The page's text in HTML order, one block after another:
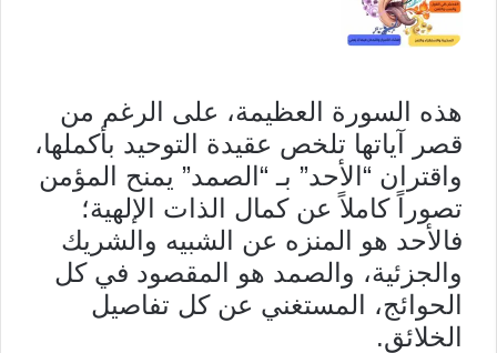
هذه السورة العظيمة، على الرغم من
قصر آياتها تلخص عقيدة التوحيد بأكملها،
واقتران “الأحد” بـ “الصمد” يمنح المؤمن
تصوراً كاملاً عن كمال الذات الإلهية؛
فالأحد هو المنزه عن الشبيه والشريك
والجزئية، والصمد هو المقصود في كل
الحوائج، المستغني عن كل تفاصيل
الخلائق.